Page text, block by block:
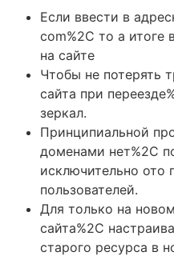
Если ввести в
com%2C то а итоге
на сайте
Чтобы не потерять
сайта при
зеркал.
Принципиальной
доменами нет%2C
исключительно ото
пользователей.
Для только на
сайта%2C
старого ресурса в